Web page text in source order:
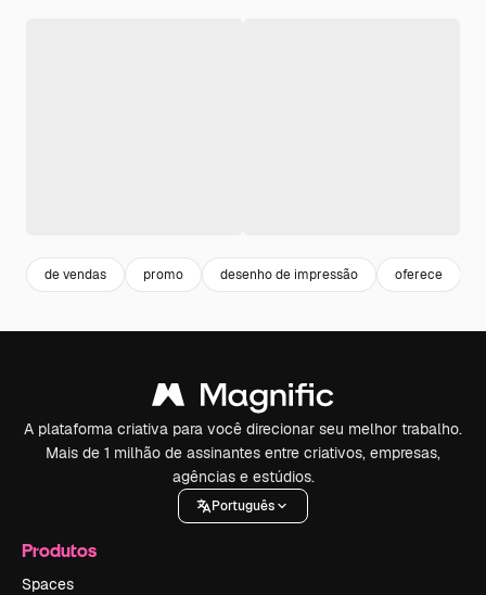
de vendas promo desenho de impressão oferece
A plataforma criativa para você direcionar seu melhor trabalho.
Mais de 1 milhão de assinantes entre criativos, empresas,
agências e estúdios.
Português
Produtos
Spaces